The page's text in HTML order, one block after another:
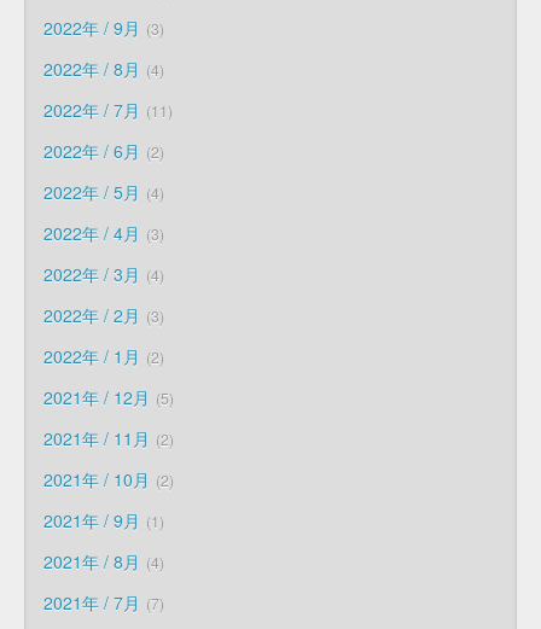
2022年 / 9月 3
2022年 / 8月 4
2022年 / 7月 11
2022年 / 6月 2
2022年 / 5月 4
2022年 / 4月 3
2022年 / 3月 4
2022年 / 2月 3
2022年 / 1月 2
2021年 / 12月 5
2021年 / 11月 2
2021年 / 10月 2
2021年 / 9月 1
2021年 / 8月 4
2021年 / 7月 7